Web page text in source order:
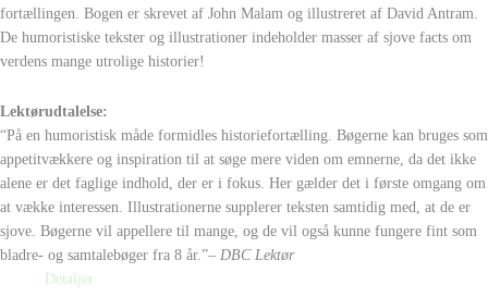
fortællingen. Bogen er skrevet af John Malam og illustreret af David Antram.
De humoristiske tekster og illustrationer indeholder masser af sjove facts om
verdens mange utrolige historier!
Lektørudtalelse:
“På en humoristisk måde formidles historiefortælling. Bøgerne kan bruges som
appetitvækkere og inspiration til at søge mere viden om emnerne, da det ikke
alene er det faglige indhold, der er i fokus. Her gælder det i første omgang om
at vække interessen. Illustrationerne supplerer teksten samtidig med, at de er
sjove. Bøgerne vil appellere til mange, og de vil også kunne fungere fint som
bladre- og samtalebøger fra 8 år.”– DBC Lektør
Detaljer